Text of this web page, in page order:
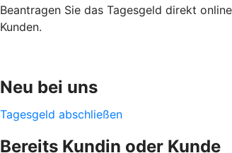
Beantragen Sie das Tagesgeld direkt
Kunden.
Neu bei uns
Tagesgeld abschließen
Bereits Kundin oder Kunde